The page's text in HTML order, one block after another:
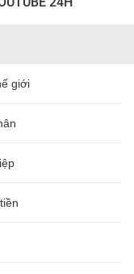
giới